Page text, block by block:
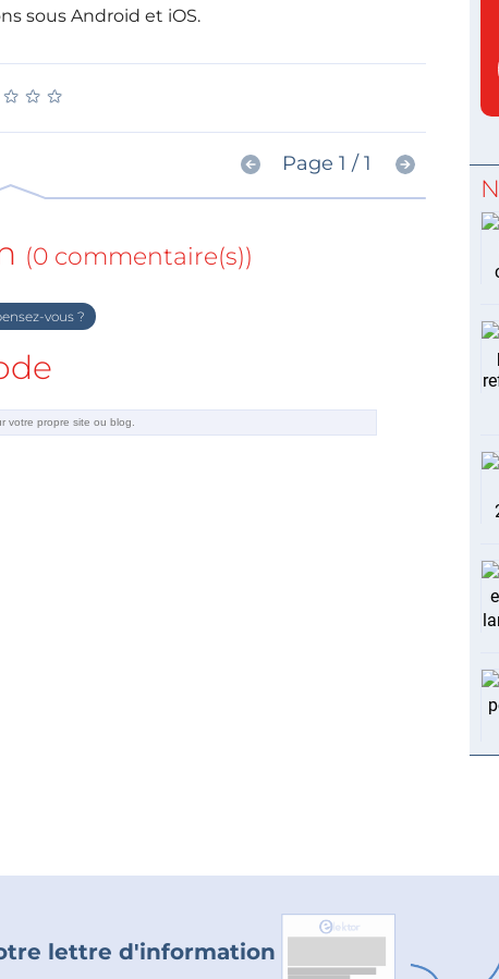
sous Android et iOS.
★ ★ ★
★ ★ ★
Page 1 / 1
(0 commentaire(s))
vous ?
lettre d'information